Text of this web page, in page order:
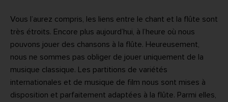
Vous l’aurez compris, les liens entre le chant et la flûte sont
très étroits. Encore plus aujourd’hui, à l’heure où nous
pouvons jouer des chansons à la flûte. Heureusement,
nous ne sommes pas obliger de jouer uniquement de la
musique classique. Les partitions de variétés
internationales et de musique de film nous sont mises à
disposition et parfaitement adaptées à la flûte. Parmi elles,